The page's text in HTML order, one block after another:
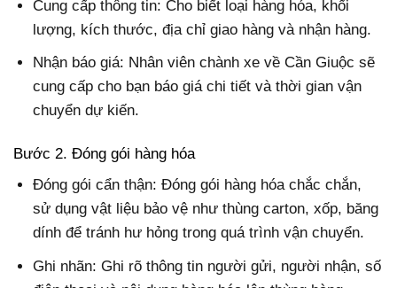
Cung cấp thông tin: Cho biết loại hàng hóa, khối
lượng, kích thước, địa chỉ giao hàng và nhận hàng.
Nhận báo giá: Nhân viên chành xe về Cần Giuộc sẽ
cung cấp cho bạn báo giá chi tiết và thời gian vận
chuyển dự kiến.
Bước 2. Đóng gói hàng hóa
Đóng gói cẩn thận: Đóng gói hàng hóa chắc chắn,
sử dụng vật liệu bảo vệ như thùng carton, xốp, băng
dính để tránh hư hỏng trong quá trình vận chuyển.
Ghi nhãn: Ghi rõ thông tin người gửi, người nhận, số